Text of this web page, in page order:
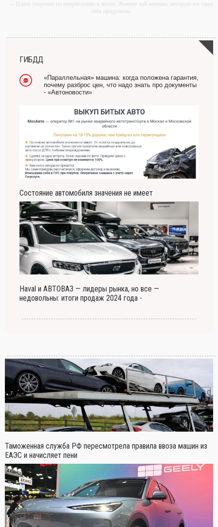
-- Идите уверенно по направлению к мечте. Живите той жизнью, которую вы сами
себе придумали.
-- Лучшее, что можно сделать с хорошим советом, это пропустить его мимо ушей.
Он никогда не бывает полезен никому, кроме того, кто его дал.
ГИБДД
«Параллельная» машина: когда положена гарантия,
почему разброс цен, что надо знать про документы
- «Автоновости»
Состояние автомобиля значения не имеет
Haval и АВТОВАЗ — лидеры рынка, но все —
недовольны: итоги продаж 2024 года -
Таможенная служба РФ пересмотрела правила ввоза машин из
ЕАЭС и начисляет пени